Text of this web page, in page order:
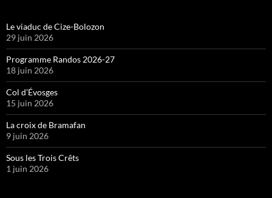
Le viaduc de Cize-Bolozon
29 juin 2026
Programme Randos 2026-27
18 juin 2026
Col d’Évosges
15 juin 2026
La croix de Bramafan
9 juin 2026
Sous les Trois Crêts
1 juin 2026